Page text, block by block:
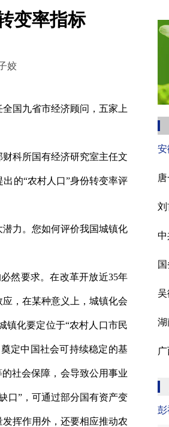
变率指标
姣
国九省市经济顾问，五家上
科所国有经济研究室主任文
的“农村人口”身份转变率评
力。您如何评价我国城镇化
然要求。在改革开放近35年
，在某种意义上，城镇化会
镇化要定位于“农村人口市民
定中国社会可持续稳定的基
社会保障，会导致公用事业
口”，可通过部分国有资产变
挥作用外，还要相应推动农
安
中
吴
湖